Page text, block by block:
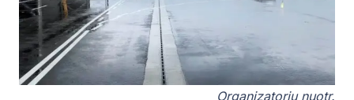
Organizatorių nuotr.